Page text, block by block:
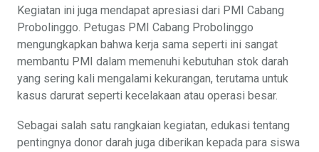
Kegiatan ini juga mendapat apresiasi dari PMI Cabang
Probolinggo. Petugas PMI Cabang Probolinggo
mengungkapkan bahwa kerja sama seperti ini sangat
membantu PMI dalam memenuhi kebutuhan stok darah
yang sering kali mengalami kekurangan, terutama untuk
kasus darurat seperti kecelakaan atau operasi besar.
Sebagai salah satu rangkaian kegiatan, edukasi tentang
pentingnya donor darah juga diberikan kepada para siswa